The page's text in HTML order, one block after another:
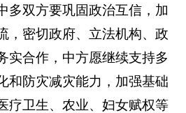
多双方要巩固政治互信，加
，密切政府、立法机构、政
实合作，中方愿继续支持多
和防灾减灾能力，加强基础
疗卫生、农业、妇女赋权等